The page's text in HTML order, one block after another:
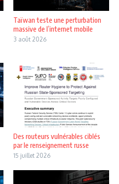
Taïwan teste une perturbation
massive de l’internet mobile
3 août 2026
Des routeurs vulnérables ciblés
par le renseignement russe
15 juillet 2026